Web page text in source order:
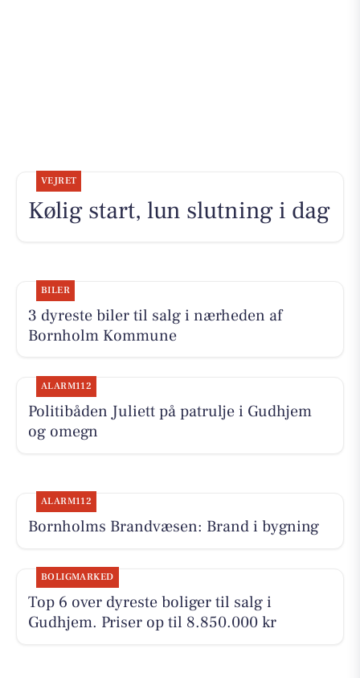
VEJRET
Kølig start, lun slutning i dag
BILER
3 dyreste biler til salg i nærheden af
Bornholm Kommune
ALARM112
Politibåden Juliett på patrulje i Gudhjem
og omegn
ALARM112
Bornholms Brandvæsen: Brand i bygning
BOLIGMARKED
Top 6 over dyreste boliger til salg i
Gudhjem. Priser op til 8.850.000 kr